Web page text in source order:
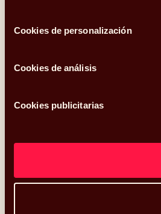
Cookies de personalización
Cookies de análisis
Cookies publicitarias